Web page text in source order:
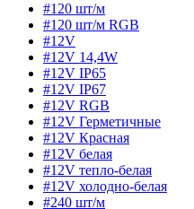
#120 шт/м
#120 шт/м RGB
#12V
#12V 14,4W
#12V IP65
#12V IP67
#12V RGB
#12V Герметичные
#12V Красная
#12V белая
#12V тепло-белая
#12V холодно-белая
#240 шт/м